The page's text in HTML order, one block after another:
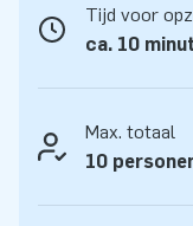
JB kussens zijn op
meervoudig gestikt
PVC. Ze zijn
houden. Het
jaar garantie.
optimaal speelplezier.
Koop de Multiplay L
Tijd voor
ca. 10
Max. totaal
10